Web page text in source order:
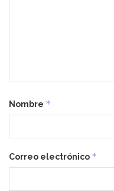
Nombre *
Correo electrónico *